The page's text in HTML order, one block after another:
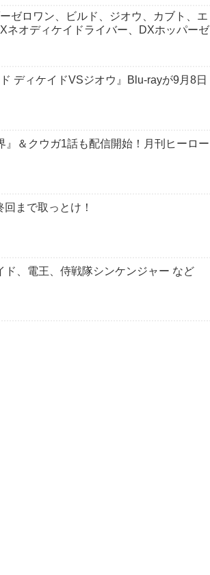
ゼロワン、ビルド、ジオウ、カブト、エ
ネオディケイドライバー、DXホッパーゼ
ディケイドVSジオウ』Blu-rayが9月8日
』＆クウガ1話も配信開始！月刊ヒーロー
まで取っとけ！
、電王、侍戦隊シンケンジャー など